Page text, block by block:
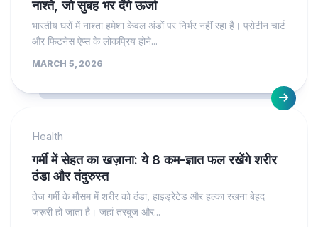
नाश्ते, जो सुबह भर देंगे ऊर्जा
भारतीय घरों में नाश्ता हमेशा केवल अंडों पर निर्भर नहीं रहा है। प्रोटीन चार्ट
और फिटनेस ऐप्स के लोकप्रिय होने...
MARCH 5, 2026
Health
गर्मी में सेहत का खज़ाना: ये 8 कम-ज्ञात फल रखेंगे शरीर
ठंडा और तंदुरुस्त
तेज गर्मी के मौसम में शरीर को ठंडा, हाइड्रेटेड और हल्का रखना बेहद
जरूरी हो जाता है। जहां तरबूज और...